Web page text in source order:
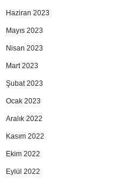
Haziran 2023
Mayıs 2023
Nisan 2023
Mart 2023
Şubat 2023
Ocak 2023
Aralık 2022
Kasım 2022
Ekim 2022
Eylül 2022